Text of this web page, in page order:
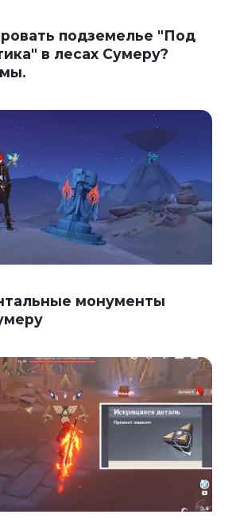
подземелье "Под
в лесах Сумеру?
монументы